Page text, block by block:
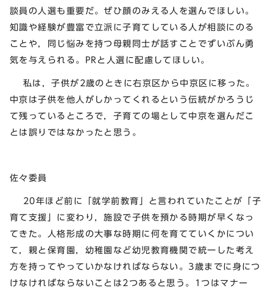
談員の人選も重要だ。ぜひ顔のみえる人を選んでほしい。
知識や経験が豊富で立派に子育てしている人が相談にのる
ことや，同じ悩みを持つ母親同士が話すことでずいぶん勇
気を与えられる。PRと人選に配慮してほしい。
私は，子供が2歳のときに右京区から中京区に移った。
中京は子供を他人がしかってくれるという伝統がかろうじ
て残っているところで，子育ての場として中京を選んだこ
とは誤りではなかったと思う。
佐々委員
20年ほど前に「就学前教育」と言われていたことが「子
育て支援」に変わり，施設で子供を預かる時期が早くなっ
てきた。人格形成の大事な時期に何を育てていくかについ
て，親と保育園，幼稚園など幼児教育機関で統一した考え
方を持ってやっていかなければならない。3歳までに身につ
けなければならないことは2つあると思う。1つはマナー